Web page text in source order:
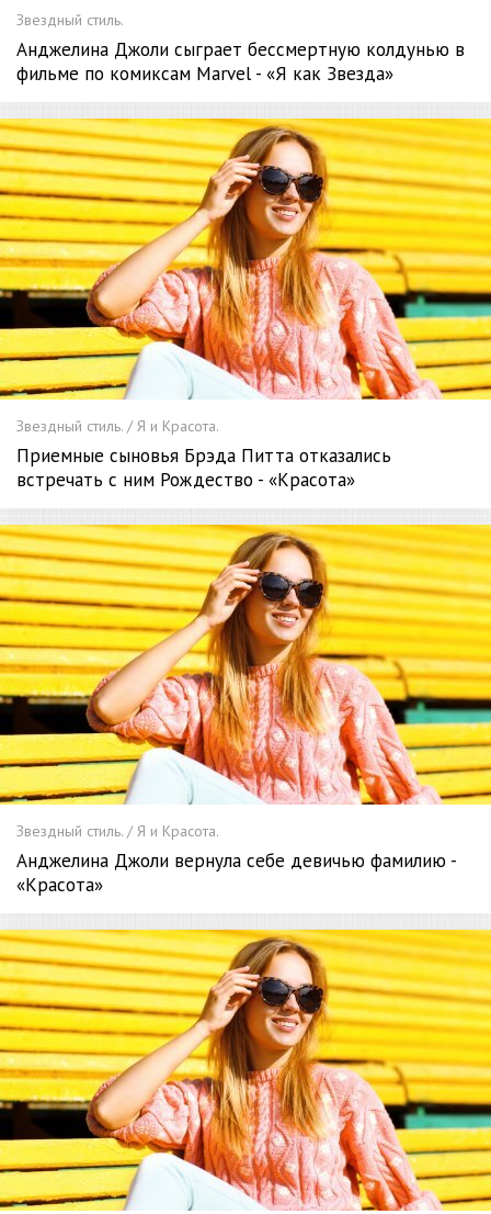
Звездный стиль.
Анджелина Джоли сыграет бессмертную колдунью в
фильме по комиксам Marvel - «Я как Звезда»
Звездный стиль. / Я и Красота.
Приемные сыновья Брэда Питта отказались
встречать с ним Рождество - «Красота»
Звездный стиль. / Я и Красота.
Анджелина Джоли вернула себе девичью фамилию -
«Красота»